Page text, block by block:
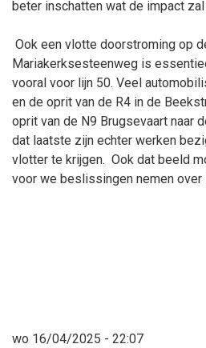
beter inschatten wat de impact
Ook een vlotte doorstroming op
Mariakerksesteenweg is
vooral voor lijn 50. Veel
en de oprit van de R4 in de
oprit van de N9 Brugsevaart naar
dat laatste zijn echter werken
vlotter te krijgen. Ook dat beeld
voor we beslissingen nemen over
wo 16/04/2025 - 22:07